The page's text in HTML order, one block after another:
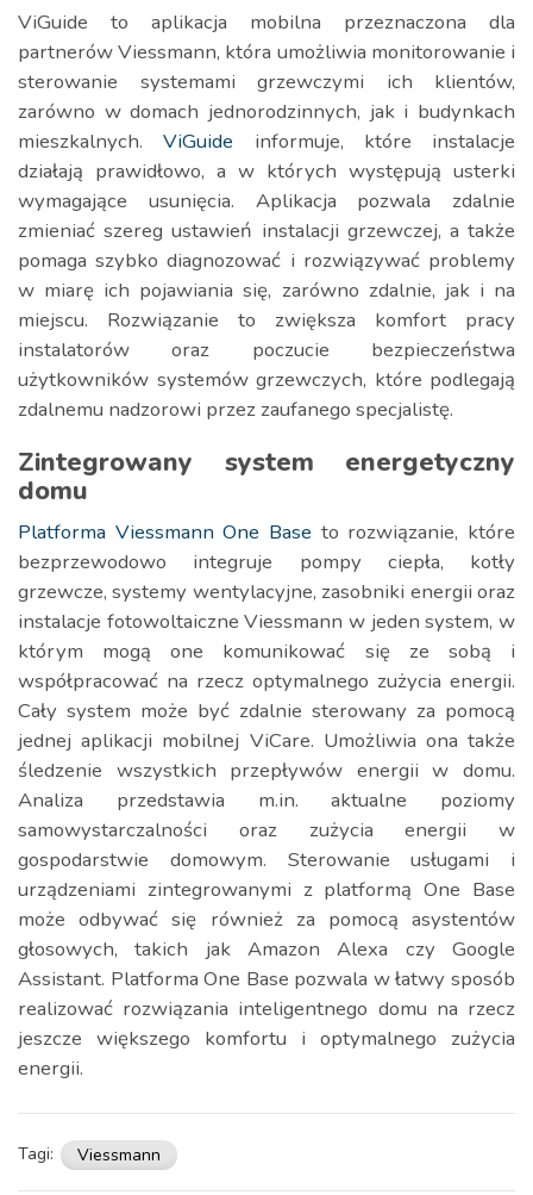
ViGuide to aplikacja mobilna przeznaczona dla
partnerów Viessmann, która umożliwia monitorowanie i
sterowanie systemami grzewczymi ich klientów,
zarówno w domach jednorodzinnych, jak i budynkach
mieszkalnych.ViGuide informuje, które instalacje
działają prawidłowo, a w których występują usterki
wymagające usunięcia. Aplikacja pozwala zdalnie
zmieniać szereg ustawień instalacji grzewczej, a także
pomaga szybko diagnozować i rozwiązywać problemy
w miarę ich pojawiania się, zarówno zdalnie, jak i na
miejscu. Rozwiązanie to zwiększa komfort pracy
instalatorów oraz poczucie bezpieczeństwa
użytkowników systemów grzewczych, które podlegają
zdalnemu nadzorowi przez zaufanego specjalistę.
Zintegrowany system energetyczny
domu
Platforma Viessmann One Base to rozwiązanie, które
bezprzewodowo integruje pompy ciepła, kotły
grzewcze, systemy wentylacyjne, zasobniki energii oraz
instalacje fotowoltaiczne Viessmann w jeden system, w
którym mogą one komunikować się ze sobą i
współpracować na rzecz optymalnego zużycia energii.
Cały system może być zdalnie sterowany za pomocą
jednej aplikacji mobilnej ViCare. Umożliwia ona także
śledzenie wszystkich przepływów energii w domu.
Analiza przedstawia m.in. aktualne poziomy
samowystarczalności oraz zużycia energii w
gospodarstwie domowym. Sterowanie usługami i
urządzeniami zintegrowanymi z platformą One Base
może odbywać się również za pomocą asystentów
głosowych, takich jak Amazon Alexa czy Google
Assistant. Platforma One Base pozwala w łatwy sposób
realizować rozwiązania inteligentnego domu na rzecz
jeszcze większego komfortu i optymalnego zużycia
energii.
Tagi: Viessmann